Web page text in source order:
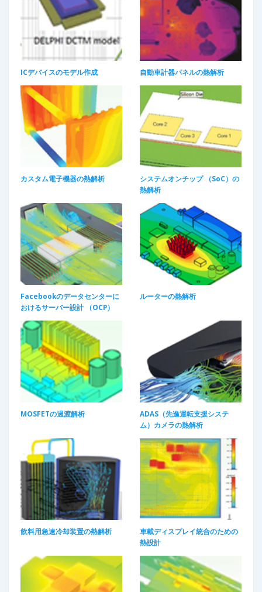
ICデバイスのモデル作成​ 自動車計器パネルの熱解析​
カスタム電子機器の熱解析
システムオンチップ （SoC）の
熱解析
Facebookのデータセンターに
おけるサーバー設計 （OCP）
ルーターの熱解析
MOSFETの過渡解析​
ADAS（先進運転支援システ
ム）カメラの熱解析
飲料用急速冷却装置の熱解析​
車載ディスプレイ統合のための
熱設計​